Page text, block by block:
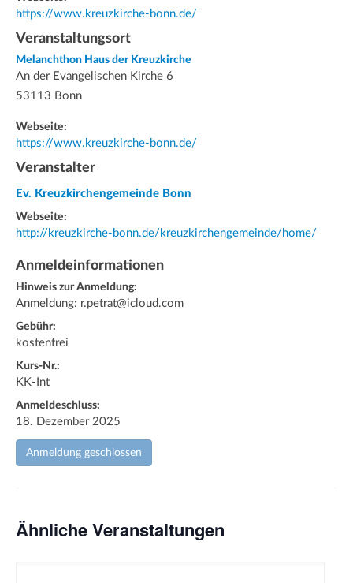
https://www.kreuzkirche-bonn.de/
Veranstaltungsort
Melanchthon Haus der Kreuzkirche
An der Evangelischen Kirche 6
53113 Bonn
Webseite:
https://www.kreuzkirche-bonn.de/
Veranstalter
Ev. Kreuzkirchengemeinde Bonn
Webseite:
http://kreuzkirche-bonn.de/kreuzkirchengemeinde/home/
Anmeldeinformationen
Hinweis zur Anmeldung:
Anmeldung: r.petrat@icloud.com
Gebühr:
kostenfrei
Kurs-Nr.:
KK-Int
Anmeldeschluss:
18. Dezember 2025
Anmeldung geschlossen
Ähnliche Veranstaltungen